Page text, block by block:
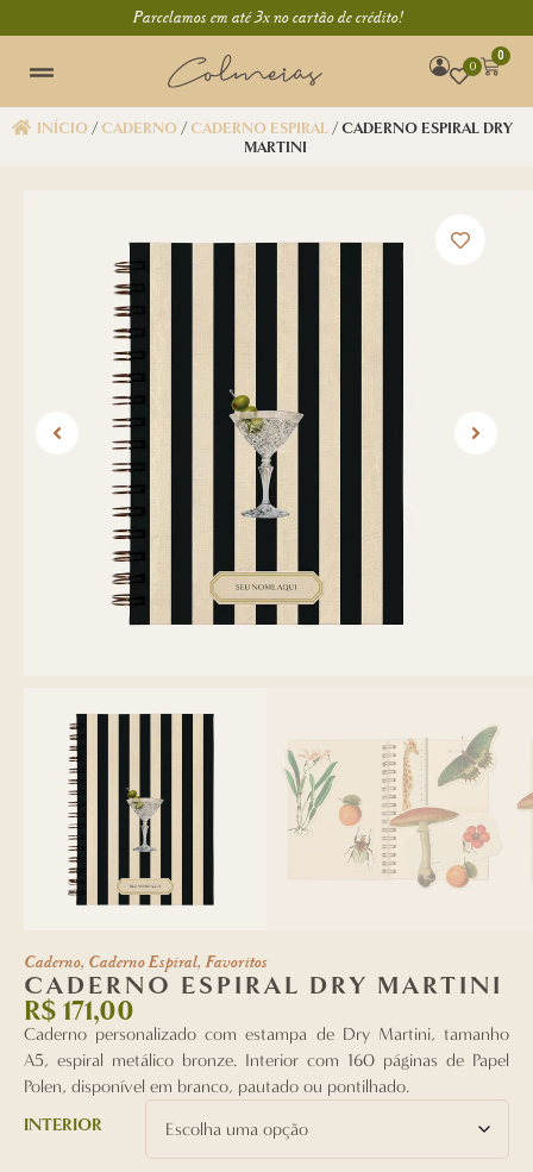
Parcelamos em até 3x no cartão de crédito!
0
0
INÍCIO/CADERNO/CADERNO ESPIRAL/ CADERNO ESPIRAL DRY
MARTINI
Caderno, Caderno Espiral, Favoritos
CADERNO ESPIRAL DRY MARTINI
R$ 171,00
Caderno personalizado com estampa de Dry Martini, tamanho
A5, espiral metálico bronze. Interior com 160 páginas de Papel
Polen, disponível em branco, pautado ou pontilhado.
INTERIOR